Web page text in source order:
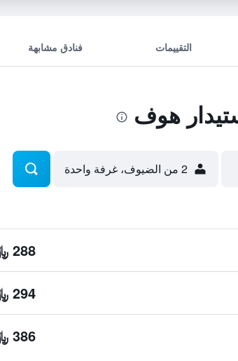
التقييمات فنادق مشابهة
هوف
2 من الضيوف، غرفة واحدة
288 ﷼
294 ﷼
386 ﷼